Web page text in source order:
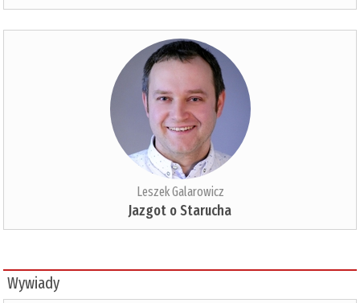
Leszek Galarowicz
Jazgot o Starucha
Wywiady